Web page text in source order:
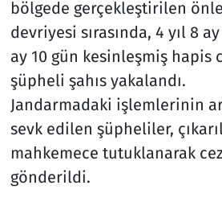
bölgede gerçekleştirilen
devriyesi sırasında, 4 yıl 8
ay 10 gün kesinleşmiş hapis
şüpheli şahıs yakalandı.
Jandarmadaki işlemlerinin
sevk edilen şüpheliler,
mahkemece tutuklanarak
gönderildi.
Teknoloji ve Bilim
Televizyon